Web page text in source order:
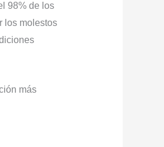
98% de los
los molestos
más